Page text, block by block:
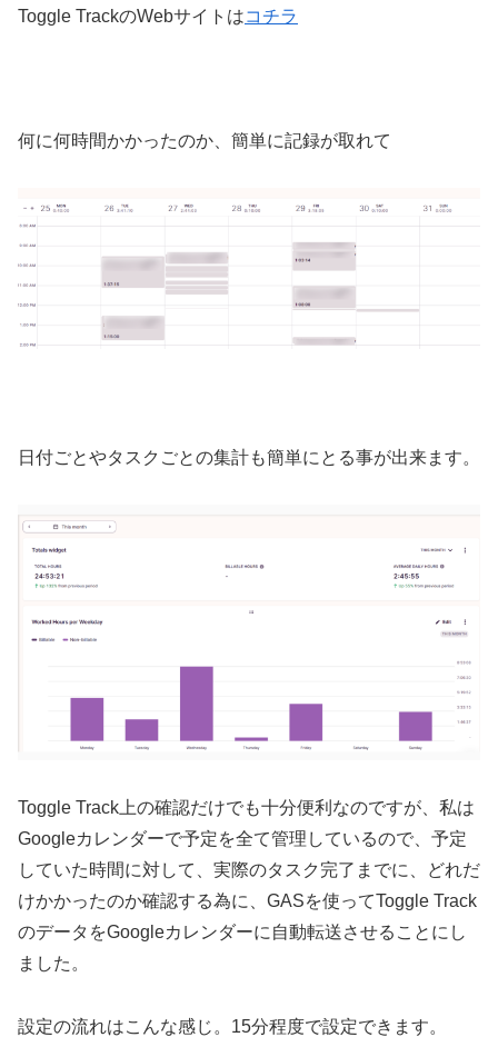
Toggle TrackのWebサイトはコチラ
何に何時間かかったのか、簡単に記録が取れて
日付ごとやタスクごとの集計も簡単にとる事が出来ます。
Toggle Track上の確認だけでも十分便利なのですが、私は
Googleカレンダーで予定を全て管理しているので、予定
していた時間に対して、実際のタスク完了までに、どれだ
けかかったのか確認する為に、GASを使ってToggle Track
のデータをGoogleカレンダーに自動転送させることにし
ました。
設定の流れはこんな感じ。15分程度で設定できます。